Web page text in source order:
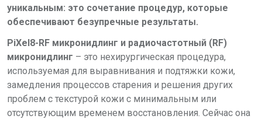
уникальным: это сочетание процедур, которые
обеспечивают безупречные результаты.
PiXel8-RF микронидлинг и радиочастотный (RF)
микронидлинг – это нехирургическая процедура,
используемая для выравнивания и подтяжки кожи,
замедления процессов старения и решения других
проблем с текстурой кожи с минимальным или
отсутствующим временем восстановления. Сейчас она